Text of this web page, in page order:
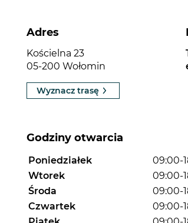
Adres
Kościelna 23
05-200 Wołomin
Wyznacz trasę
Godziny otwarcia
Poniedziałek
09:00-
Wtorek
09:00-
Środa
09:00-
Czwartek
09:00-